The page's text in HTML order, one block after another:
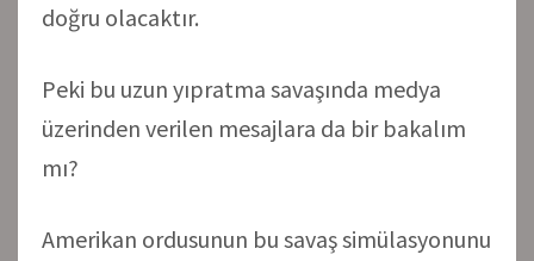
doğru olacaktır.
Peki bu uzun yıpratma savaşında medya
üzerinden verilen mesajlara da bir bakalım
mı?
Amerikan ordusunun bu savaş simülasyonunu